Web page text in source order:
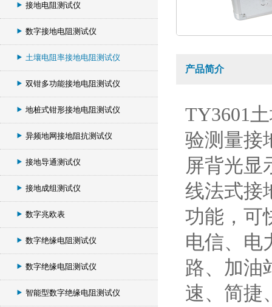
接地电阻测试仪
数字接地电阻测试仪
土壤电阻率接地电阻测试仪
双钳多功能接地电阻测试仪
地桩式钳形接地电阻测试仪
异频地网接地阻抗测试仪
接地导通测试仪
接地成组测试仪
数字兆欧表
数字绝缘电阻测试仪
数字绝缘电阻测试仪
智能型数字绝缘电阻测试仪
产品简介
TY3601
验测量接
屏背光显
线法式接
功能，可
电信、电
路、加油
速、简捷